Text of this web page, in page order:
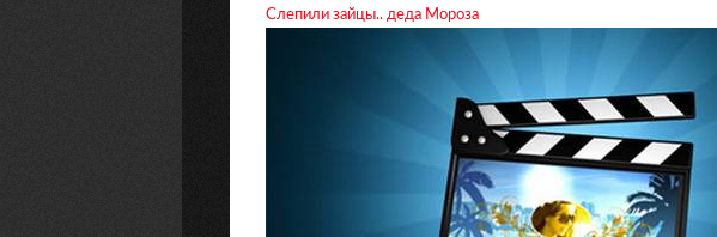
Слепили зайцы.. деда Мороза